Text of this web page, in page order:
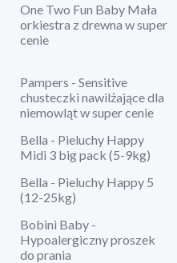
One Two Fun Baby Mała
orkiestra z drewna w super
cenie
Pampers - Sensitive
chusteczki nawilżające dla
niemowląt w super cenie
Bella - Pieluchy Happy
Midi 3 big pack (5-9kg)
Bella - Pieluchy Happy 5
(12-25kg)
Bobini Baby -
Hypoalergiczny proszek
do prania